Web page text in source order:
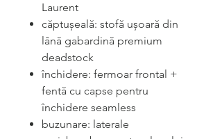
Laurent
căptușeală: stofă ușoară din
lână gabardină premium
deadstock
închidere: fermoar frontal +
fentă cu capse pentru
închidere seamless
buzunare: laterale